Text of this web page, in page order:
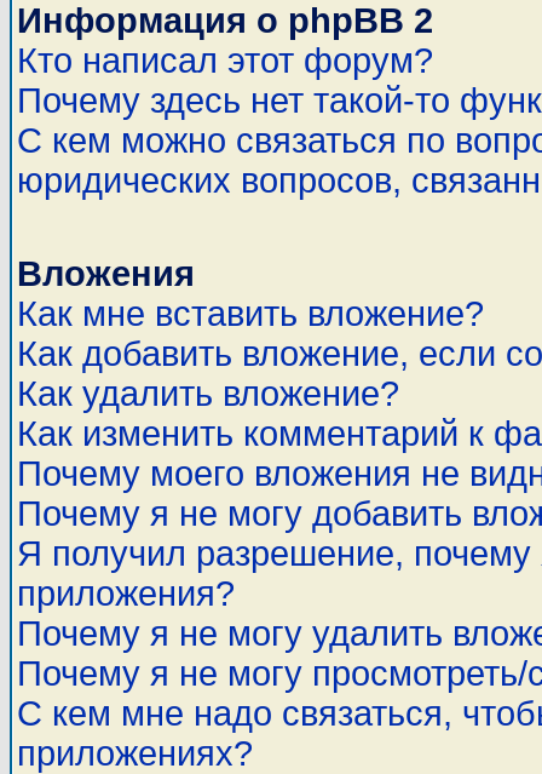
Информация о phpBB 2
Кто написал этот форум?
Почему здесь нет такой-то
С кем можно связаться по
юридических вопросов,
Вложения
Как мне вставить вложение?
Как добавить вложение, если
Как удалить вложение?
Как изменить комментарий к
Почему моего вложения не
Почему я не могу добавить
Я получил разрешение,
приложения?
Почему я не могу удалить
Почему я не могу просмотреть/
С кем мне надо связаться,
приложениях?